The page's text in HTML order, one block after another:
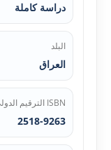
دراسة كاملة
البلد
العراق
ISBN الترقيم الدولي
2518-9263